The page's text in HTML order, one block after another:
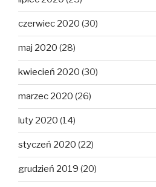
czerwiec 2020 (30)
maj 2020 (28)
kwiecień 2020 (30)
marzec 2020 (26)
luty 2020 (14)
styczeń 2020 (22)
grudzień 2019 (20)